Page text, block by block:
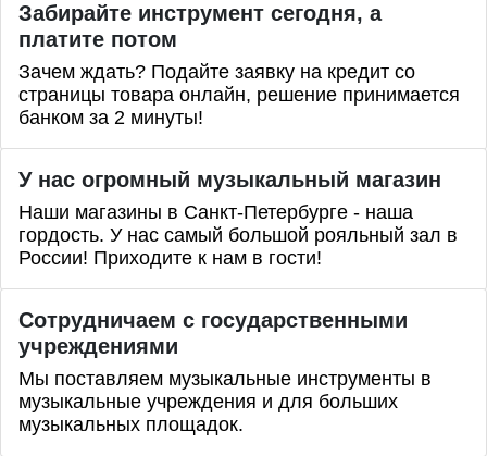
Забирайте инструмент сегодня, а
платите потом
Зачем ждать? Подайте заявку на кредит со
страницы товара онлайн, решение принимается
банком за 2 минуты!
У нас огромный музыкальный магазин
Наши магазины в Санкт-Петербурге - наша
гордость. У нас самый большой рояльный зал в
России! Приходите к нам в гости!
Сотрудничаем с государственными
учреждениями
Мы поставляем музыкальные инструменты в
музыкальные учреждения и для больших
музыкальных площадок.